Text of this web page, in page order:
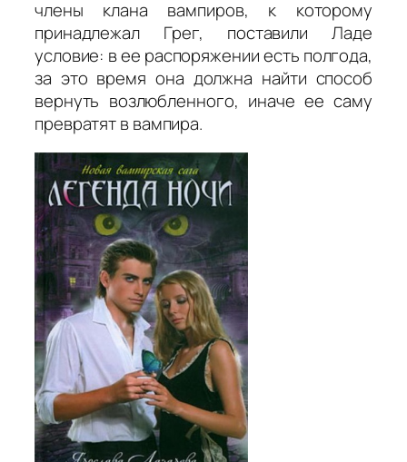
члены клана вампиров, к которому
принадлежал Грег, поставили Ладе
условие: в ее распоряжении есть полгода,
за это время она должна найти способ
вернуть возлюбленного, иначе ее саму
превратят в вампира.